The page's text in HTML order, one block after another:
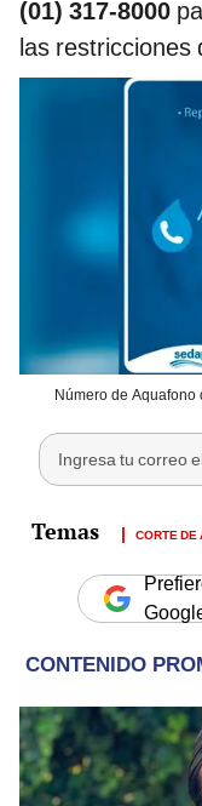
(01) 317-8000
las restricciones
Número de Aquafono
CORTE DE